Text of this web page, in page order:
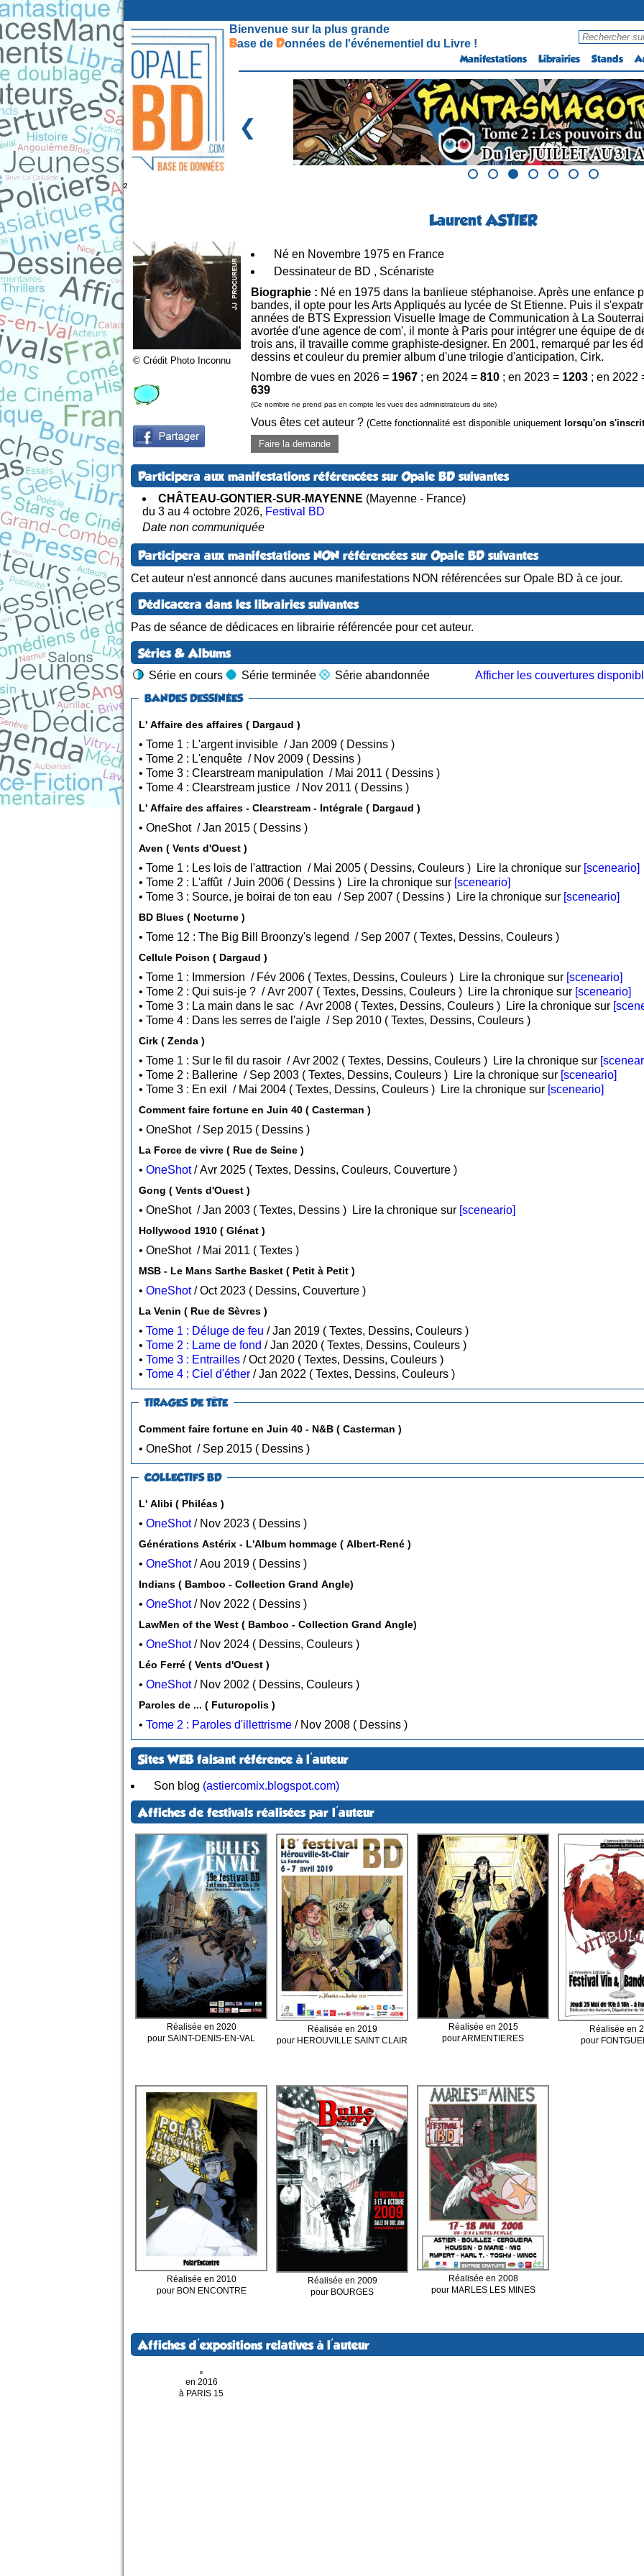
Bienvenue sur la plus grande
Base de Données de l'événementiel du Livre !
Manifestations Librairies Stands
❮
²
Laurent ASTIER
© Crédit Photo Inconnu
Né en Novembre 1975 en France
Dessinateur de BD , Scénariste
Biographie : Né en 1975 dans la banlieue stéphanoise. Après une enfance
bandes, il opte pour les Arts Appliqués au lycée de St Etienne. Puis il
années de BTS Expression Visuelle Image de Communication à La
avortée d'une agence de com', il monte à Paris pour intégrer une équipe de
trois ans, il travaille comme graphiste-designer. En 2001, remarqué par les
dessins et couleur du premier album d'une trilogie d'anticipation, Cirk.
Nombre de vues en 2026 = 1967 ; en 2024 = 810 ; en 2023 = 1203 ; en 2022
639
(Ce nombre ne prend pas en compte les vues des administrateurs du site)
Vous êtes cet auteur ? (Cette fonctionnalité est disponible uniquement lorsqu'on
Faire la demande
Participera aux manifestations référencées sur Opale BD suivantes
CHÂTEAU-GONTIER-SUR-MAYENNE (Mayenne - France)
du 3 au 4 octobre 2026, Festival BD
Date non communiquée
Participera aux manifestations NON référencées sur Opale BD suivantes
Cet auteur n'est annoncé dans aucunes manifestations NON référencées sur Opale BD à ce jour.
Dédicacera dans les librairies suivantes
Pas de séance de dédicaces en librairie référencée pour cet auteur.
Séries & Albums
Série en cours Série terminée Série abandonnée
Afficher les couvertures
BANDES DESSINÉES
L' Affaire des affaires ( Dargaud )
• Tome 1 : L'argent invisible / Jan 2009 ( Dessins )
• Tome 2 : L'enquête / Nov 2009 ( Dessins )
• Tome 3 : Clearstream manipulation / Mai 2011 ( Dessins )
• Tome 4 : Clearstream justice / Nov 2011 ( Dessins )
L' Affaire des affaires - Clearstream - Intégrale ( Dargaud )
• OneShot / Jan 2015 ( Dessins )
Aven ( Vents d'Ouest )
• Tome 1 : Les lois de l'attraction / Mai 2005 ( Dessins, Couleurs ) Lire la chronique sur [sceneario]
• Tome 2 : L'affût / Juin 2006 ( Dessins ) Lire la chronique sur [sceneario]
• Tome 3 : Source, je boirai de ton eau / Sep 2007 ( Dessins ) Lire la chronique sur [sceneario]
BD Blues ( Nocturne )
• Tome 12 : The Big Bill Broonzy's legend / Sep 2007 ( Textes, Dessins, Couleurs )
Cellule Poison ( Dargaud )
• Tome 1 : Immersion / Fév 2006 ( Textes, Dessins, Couleurs ) Lire la chronique sur [sceneario]
• Tome 2 : Qui suis-je ? / Avr 2007 ( Textes, Dessins, Couleurs ) Lire la chronique sur [sceneario]
• Tome 3 : La main dans le sac / Avr 2008 ( Textes, Dessins, Couleurs ) Lire la chronique sur
• Tome 4 : Dans les serres de l'aigle / Sep 2010 ( Textes, Dessins, Couleurs )
Cirk ( Zenda )
• Tome 1 : Sur le fil du rasoir / Avr 2002 ( Textes, Dessins, Couleurs ) Lire la chronique sur
• Tome 2 : Ballerine / Sep 2003 ( Textes, Dessins, Couleurs ) Lire la chronique sur [sceneario]
• Tome 3 : En exil / Mai 2004 ( Textes, Dessins, Couleurs ) Lire la chronique sur [sceneario]
Comment faire fortune en Juin 40 ( Casterman )
• OneShot / Sep 2015 ( Dessins )
La Force de vivre ( Rue de Seine )
• OneShot / Avr 2025 ( Textes, Dessins, Couleurs, Couverture )
Gong ( Vents d'Ouest )
• OneShot / Jan 2003 ( Textes, Dessins ) Lire la chronique sur [sceneario]
Hollywood 1910 ( Glénat )
• OneShot / Mai 2011 ( Textes )
MSB - Le Mans Sarthe Basket ( Petit à Petit )
• OneShot / Oct 2023 ( Dessins, Couverture )
La Venin ( Rue de Sèvres )
• Tome 1 : Déluge de feu
/ Jan 2019 ( Textes, Dessins, Couleurs )
• Tome 2 : Lame de fond
/ Jan 2020 ( Textes, Dessins, Couleurs )
• Tome 3 : Entrailles
/ Oct 2020 ( Textes, Dessins, Couleurs )
• Tome 4 : Ciel d'éther / Jan 2022 ( Textes, Dessins, Couleurs )
TIRAGES DE TÊTE
Comment faire fortune en Juin 40 - N&B ( Casterman )
• OneShot / Sep 2015 ( Dessins )
COLLECTIFS BD
L' Alibi ( Philéas )
• OneShot / Nov 2023 ( Dessins )
Générations Astérix - L'Album hommage ( Albert-René )
• OneShot / Aou 2019 ( Dessins )
Indians ( Bamboo - Collection Grand Angle)
• OneShot / Nov 2022 ( Dessins )
LawMen of the West ( Bamboo - Collection Grand Angle)
• OneShot / Nov 2024 ( Dessins, Couleurs )
Léo Ferré ( Vents d'Ouest )
• OneShot / Nov 2002 ( Dessins, Couleurs )
Paroles de ... ( Futuropolis )
• Tome 2 : Paroles d'illettrisme / Nov 2008 ( Dessins )
Sites WEB faisant référence à l'auteur
Son blog (astiercomix.blogspot.com)
Affiches de festivals réalisées par l'auteur
Réalisée en 2020
pour SAINT-DENIS-EN-VAL
Réalisée en 2019
pour HEROUVILLE SAINT CLAIR
Réalisée en 2015
pour ARMENTIERES
Réalisée en
pour
Réalisée en 2010
pour BON ENCONTRE
Réalisée en 2009
pour BOURGES
Réalisée en 2008
pour MARLES LES MINES
Affiches d'expositions relatives à l'auteur
en 2016
à PARIS 15